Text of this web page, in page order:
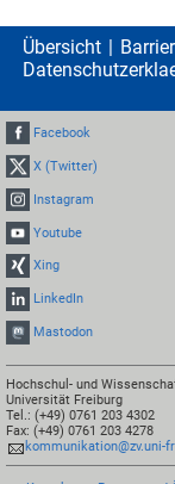
Übersicht
Facebook
X (Twitter)
Instagram
Youtube
Xing
LinkedIn
Mastodon
Hochschul- und
Universität Freiburg
Tel.: (+49) 0761 203 4302
Fax: (+49) 0761 203 4278
kommunikation@zv.uni-